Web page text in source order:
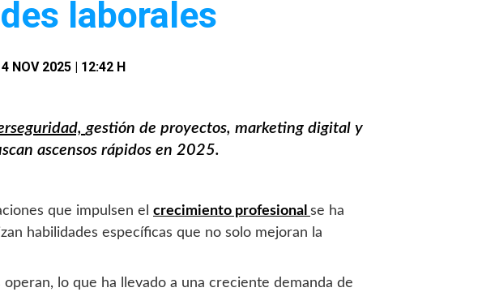
laborales
NOV 2025 | 12:42 H
gestión de proyectos, marketing digital y
ascensos rápidos en 2025.
que impulsen el crecimiento profesional se ha
habilidades específicas que no solo mejoran la
lo que ha llevado a una creciente demanda de